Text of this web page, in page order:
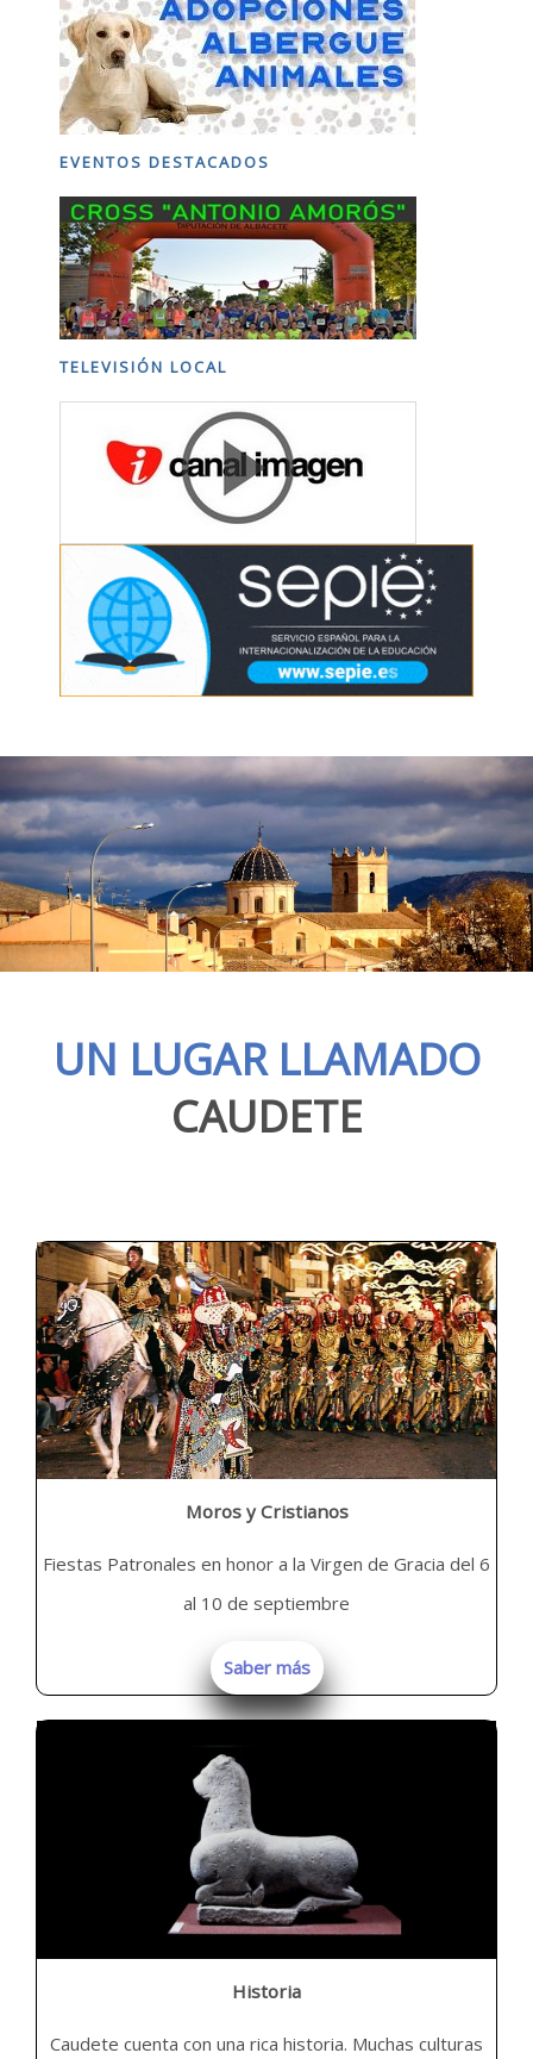
EVENTOS DESTACADOS
TELEVISIÓN LOCAL
UN LUGAR LLAMADO
CAUDETE
Moros y Cristianos
Fiestas Patronales en honor a la Virgen de Gracia del 6
al 10 de septiembre
Saber más
Historia
Caudete cuenta con una rica historia. Muchas culturas